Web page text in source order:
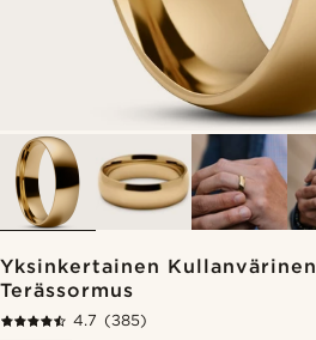
Yksinkertainen Kullanvärinen
Terässormus
4.7 (385)